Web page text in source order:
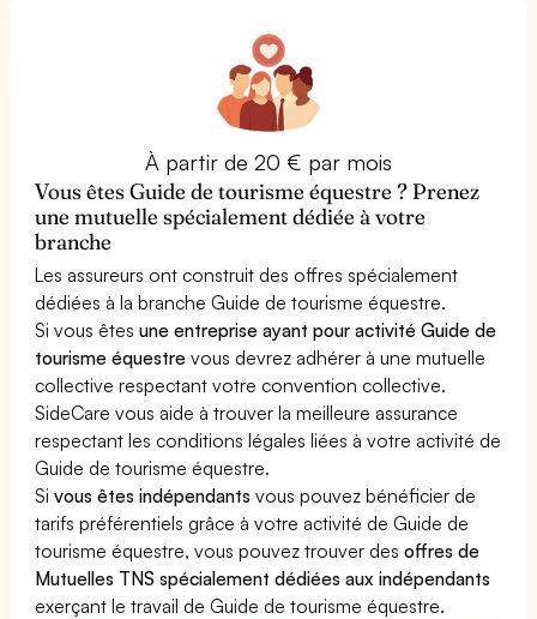
À partir de 20 € par mois
Vous êtes Guide de tourisme équestre ? Prenez
une mutuelle spécialement dédiée à votre
branche
Les assureurs ont construit des offres spécialement
dédiées à la branche Guide de tourisme équestre.
Si vous êtesune entreprise ayant pour activité Guide de
tourisme équestre vous devrez adhérer à une mutuelle
collective respectant votre convention collective.
SideCare vous aide à trouver la meilleure assurance
respectant les conditions légales liées à votre activité de
Guide de tourisme équestre.
Sivous êtes indépendants vous pouvez bénéficier de
tarifs préférentiels grâce à votre activité de Guide de
tourisme équestre, vous pouvez trouver desoffres de
Mutuelles TNS spécialement dédiées aux indépendants
exerçant le travail de Guide de tourisme équestre.